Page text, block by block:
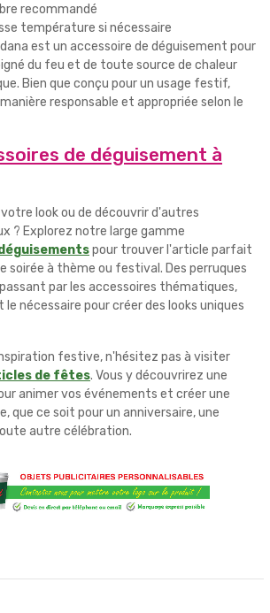
recommandé
température si nécessaire
est un accessoire de déguisement pour
du feu et de toute source de chaleur
Bien que conçu pour un usage festif,
responsable et appropriée selon le
de déguisement à
look ou de découvrir d'autres
? Explorez notre large gamme
pour trouver l'article parfait
soirée à thème ou festival. Des perruques
par les accessoires thématiques,
nécessaire pour créer des looks uniques
festive, n'hésitez pas à visiter
de fêtes. Vous y découvrirez une
animer vos événements et créer une
que ce soit pour un anniversaire, une
autre célébration.